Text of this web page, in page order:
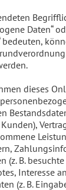
Daten“
bedeuten,
dieses
(z. B.
Interesse
(z. B.